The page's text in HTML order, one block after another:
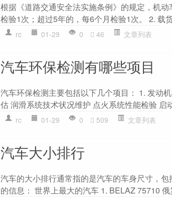
根据《道路交通安全法实施条例》的规定，机
检验1次；超过5年的，每6个月检验1次。 2. 载
rc 01-29 0 46 文章列表
汽车环保检测有哪些项目
汽车环保检测主要包括以下几个项目： 1. 发动
估 润滑系统技术状况维护 点火系统性能检验 启
rc 01-29 0 509 文章列表
汽车大小排行
汽车的大小排行通常指的是汽车的车身尺寸，
的信息： 世界上最大的汽车 1. BELAZ 75710